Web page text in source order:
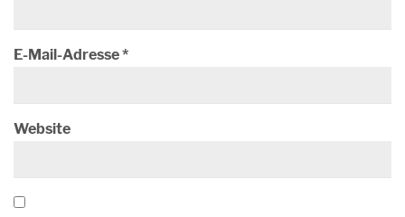
E-Mail-Adresse*
Website